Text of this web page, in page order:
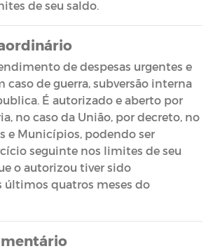
de seu saldo.
de despesas urgentes e
caso de guerra, subversão interna
É autorizado e aberto por
no caso da União, por decreto, no
e Municípios, podendo ser
seguinte nos limites de seu
o autorizou tiver sido
últimos quatros meses do